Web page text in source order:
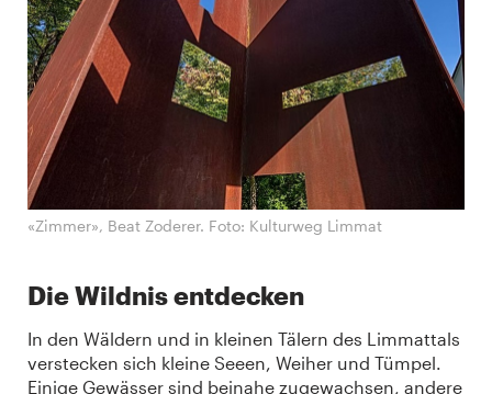
«Zimmer», Beat Zoderer. Foto: Kulturweg Limmat
Die Wildnis entdecken
In den Wäldern und in kleinen Tälern des Limmattals
verstecken sich kleine Seeen, Weiher und Tümpel.
Einige Gewässer sind beinahe zugewachsen, andere